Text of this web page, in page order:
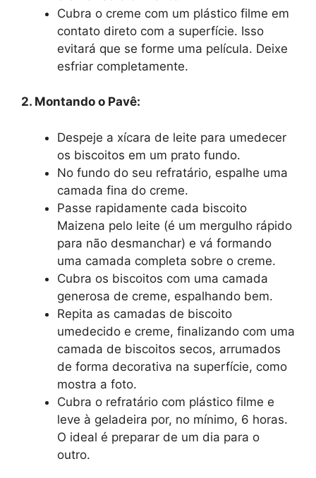
Cubra o creme com um plástico filme em
contato direto com a superfície. Isso
evitará que se forme uma película. Deixe
esfriar completamente.
2. Montando o Pavê:
Despeje a xícara de leite para umedecer
os biscoitos em um prato fundo.
No fundo do seu refratário, espalhe uma
camada fina do creme.
Passe rapidamente cada biscoito
Maizena pelo leite (é um mergulho rápido
para não desmanchar) e vá formando
uma camada completa sobre o creme.
Cubra os biscoitos com uma camada
generosa de creme, espalhando bem.
Repita as camadas de biscoito
umedecido e creme, finalizando com uma
camada de biscoitos secos, arrumados
de forma decorativa na superfície, como
mostra a foto.
Cubra o refratário com plástico filme e
leve à geladeira por, no mínimo, 6 horas.
O ideal é preparar de um dia para o
outro.